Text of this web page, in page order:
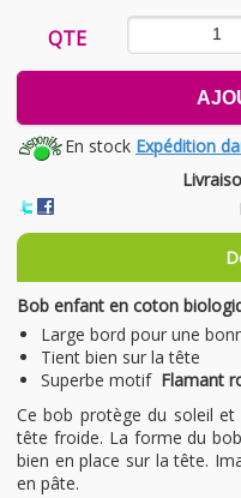
QTE
En stock Expédition
Bob enfant en coton
Large bord pour une
Tient bien sur la tête
Superbe motif Flamant
Ce bob protège du soleil
tête froide. La forme du
bien en place sur la tête.
en pâte.